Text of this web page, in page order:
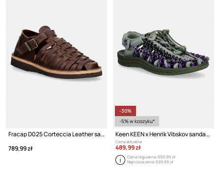
Fracap D025 Corteccia Leather sandały męskie skórzane
789,99 zł
-30%
-5% w koszyku*
Keen KEEN x Henrik Vibskov sandały zamszowe
Cena aktualna:
489,99 zł
Cena regularna:699,99 zł
Najniższa cena:699,99 zł